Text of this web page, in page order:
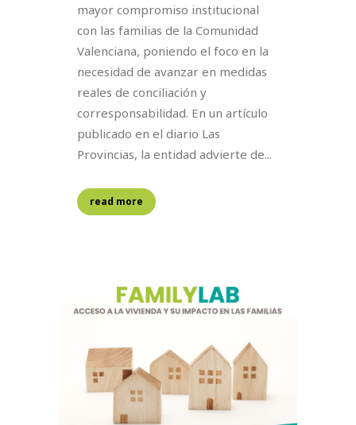
mayor compromiso institucional
con las familias de la Comunidad
Valenciana, poniendo el foco en la
necesidad de avanzar en medidas
reales de conciliación y
corresponsabilidad. En un artículo
publicado en el diario Las
Provincias, la entidad advierte de...
read more